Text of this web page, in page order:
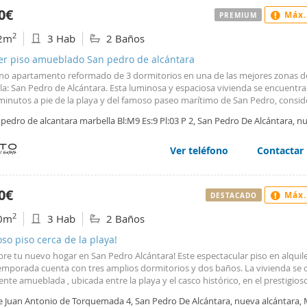
2 3 Hab 2 Baños
piso amueblado San pedro de alcántara
apartamento reformado de 3 dormitorios en una de las mejores zonas
San Pedro de Alcántara. Esta luminosa y espaciosa vivienda se
a pie de la playa y del famoso paseo marítimo de San Pedro,
excelentes infraestructuras y una calidad de vida excepcional. Todos los
cafeterías, tiendas, farmacias, instalaciones deportivas, parques
College está muy cerca, lo que convierte esta propiedad en una
El apartamento ha sido recientemente reformado por completo.
totalmente nueva equipada con electrodomésticos modernos,
renovada y acabados de alta calidad en toda la vivienda. La urbanización
zonas comunes, incluyendo plaza de aparcamiento privada, dos piscinas
dos piscinas infantiles, jardines cuidados y un entorno seguro y familiar.
única para comprar o alquilar una vivienda lista para entrar a vivir en
más demandadas de Marbella. La cercanía al mar, la excelente ubicación,
y el ambiente familiar convierten esta propiedad en una magnífica
residencia habitual como para inversión.
de alcantara marbella Bl:M9 Es:9 Pl:03 P 2, San Pedro De Alcántara,
Ver teléfono Contactar
PREMIUM
2 3 Hab 2 Baños
piso cerca de la playa!
tu nuevo hogar en San Pedro Alcántara! Este espectacular piso en
cuenta con tres amplios dormitorios y dos baños. La vivienda se
amueblada , ubicada entre la playa y el casco histórico, en el
Juan Antonio de Torquemada 4, San Pedro De Alcántara, nueva alcántara,
DESTACADO